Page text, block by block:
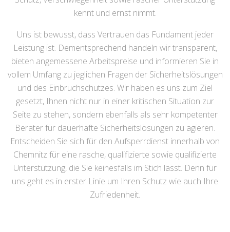
kennt und ernst nimmt.
Uns ist bewusst, dass Vertrauen das Fundament jeder
Leistung ist. Dementsprechend handeln wir transparent,
bieten angemessene Arbeitspreise und informieren Sie in
vollem Umfang zu jeglichen Fragen der Sicherheitslösungen
und des Einbruchschutzes. Wir haben es uns zum Ziel
gesetzt, Ihnen nicht nur in einer kritischen Situation zur
Seite zu stehen, sondern ebenfalls als sehr kompetenter
Berater für dauerhafte Sicherheitslösungen zu agieren.
Entscheiden Sie sich für den Aufsperrdienst innerhalb von
Chemnitz für eine rasche, qualifizierte sowie qualifizierte
Unterstützung, die Sie keinesfalls im Stich lässt. Denn für
uns geht es in erster Linie um Ihren Schutz wie auch Ihre
Zufriedenheit.